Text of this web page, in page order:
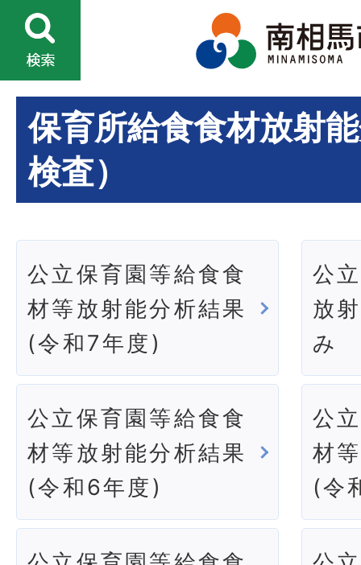
保育所給食食材放射
検査）
公立保育園等給食食
材等放射能分析結果
(令和7年度)
公
放
み
公立保育園等給食食
材等放射能分析結果
(令和6年度)
公
材
(令